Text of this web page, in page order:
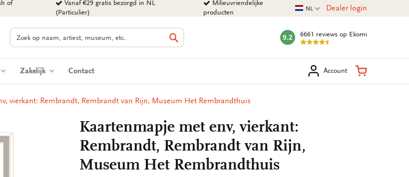
of
Vanaf €29 gratis bezorgd in NL
(Particulier)
Milieuvriendelijke
producten
Huidige taal
NL Dealer login
Zoeken
Zoeken
mark:
9.2 6661 reviews op Ekomi
Zakelijk Contact Account Winkelmand
vierkant: Rembrandt, Rembrandt van Rijn, Museum Het Rembrandthuis
Kaartenmapje met env, vierkant:
Rembrandt, Rembrandt van Rijn,
Museum Het Rembrandthuis